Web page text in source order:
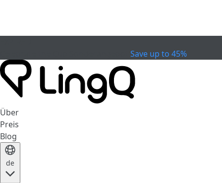
Save up to 45%
Über
Preis
Blog
de